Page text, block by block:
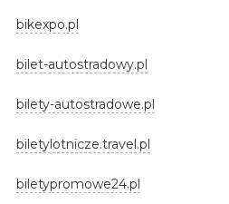
bikexpo.pl
bilet-autostradowy.pl
bilety-autostradowe.pl
biletylotnicze.travel.pl
biletypromowe24.pl